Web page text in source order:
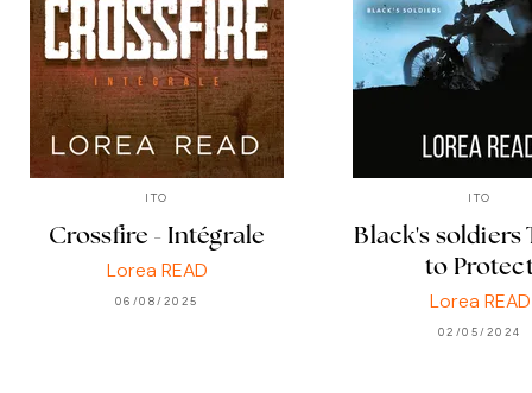
ITO
Crossfire - Intégrale
Lorea READ
06/08/2025
ITO
Black's soldiers
to
Lorea READ
02/05/2024